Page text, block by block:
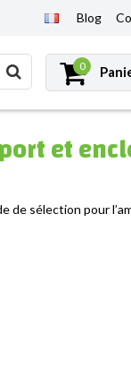
Blog
0
et
de sélection pour